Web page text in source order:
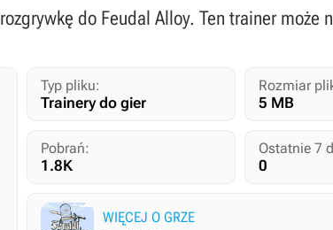
do Feudal Alloy. Ten trainer może
Typ pliku:
Trainery do gier
Rozmiar
5 MB
Pobrań:
1.8K
Ostatnie 7
0
WIĘCEJ O GRZE